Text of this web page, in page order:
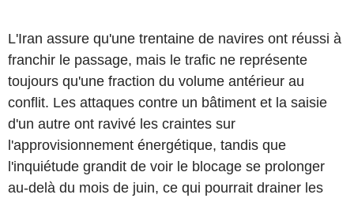
L'Iran assure qu'une trentaine de navires ont réussi à
franchir le passage, mais le trafic ne représente
toujours qu'une fraction du volume antérieur au
conflit. Les attaques contre un bâtiment et la saisie
d'un autre ont ravivé les craintes sur
l'approvisionnement énergétique, tandis que
l'inquiétude grandit de voir le blocage se prolonger
au-delà du mois de juin, ce qui pourrait drainer les